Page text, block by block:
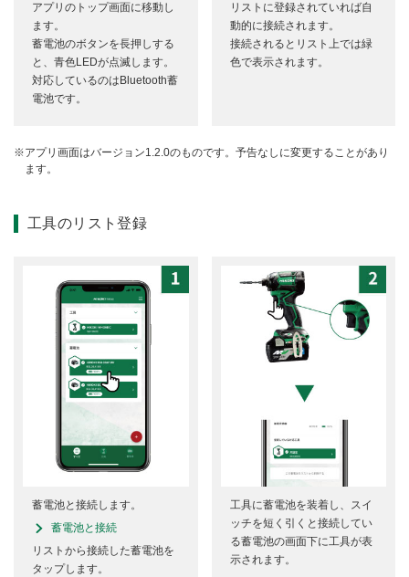
アプリのトップ画面に移動し
ます。
蓄電池のボタンを長押しする
と、青色LEDが点滅します。
対応しているのはBluetooth蓄
電池です。
リストに登録されていれば自
動的に接続されます。
接続されるとリスト上では緑
色で表示されます。
アプリ画面はバージョン1.2.0のものです。予告なしに変更することがあり
ます。
工具のリスト登録
蓄電池と接続します。
蓄電池と接続
リストから接続した蓄電池を
タップします。
工具に蓄電池を装着し、スイ
ッチを短く引くと接続してい
る蓄電池の画面下に工具が表
示されます。